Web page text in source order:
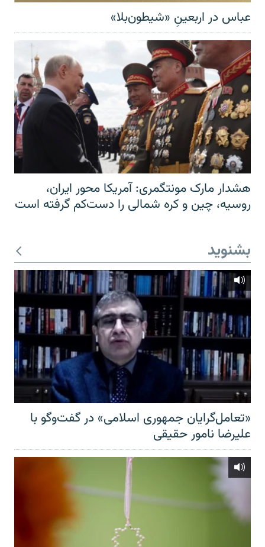
عباس در اربعینِ «شیطون‌بلا»
هشدار مارک مونتگمری: آمریکا محور ایران،
روسیه، چین و کره شمالی را دست‌کم گرفته است
بشنوید
«تعامل‌گرایان جمهوری اسلامی» در گفت‌وگو با
علیرضا نامور حقیقی